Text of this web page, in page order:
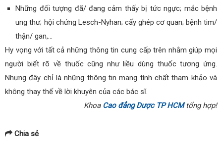
Những đối tượng đã/ đang cảm thấy bị tức ngực; mắc bệnh
ung thư; hội chứng Lesch-Nyhan; cấy ghép cơ quan; bệnh tim/
thận/ gan,…
Hy vọng với tất cả những thông tin cung cấp trên nhằm giúp mọi
người biết rõ về thuốc cũng như liều dùng thuốc tương ứng.
Nhưng đây chỉ là những thông tin mang tính chất tham khảo và
không thay thế về lời khuyên của các bác sĩ.
Khoa Cao đẳng Dược TP HCMtổng hợp!
Chia sẻ